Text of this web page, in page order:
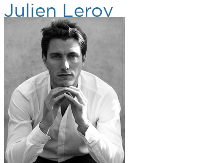
Julien Leroy